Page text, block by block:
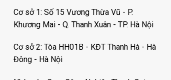
Cơ sở 1: Số 15 Vương Thừa Vũ - P.
Khương Mai - Q. Thanh Xuân - TP. Hà Nội
Cơ sở 2: Tòa HH01B - KĐT Thanh Hà - Hà
Đông - Hà Nội